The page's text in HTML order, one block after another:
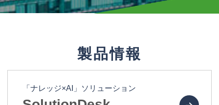
製品情報
「ナレッジ×AI」ソリューション